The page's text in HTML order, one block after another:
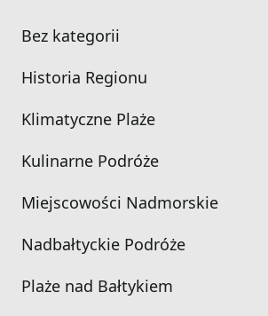
Bez kategorii
Historia Regionu
Klimatyczne Plaże
Kulinarne Podróże
Miejscowości Nadmorskie
Nadbałtyckie Podróże
Plaże nad Bałtykiem